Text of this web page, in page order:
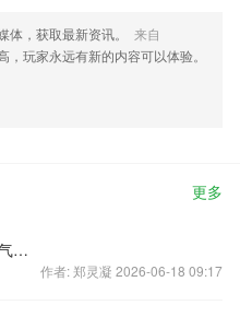
体，获取最新资讯。
来自
，玩家永远有新的内容可以体验。
更多
冬季照样热力四射《网易农场》热气球好礼相送
作者: 郑灵凝 2026-06-18 09:17